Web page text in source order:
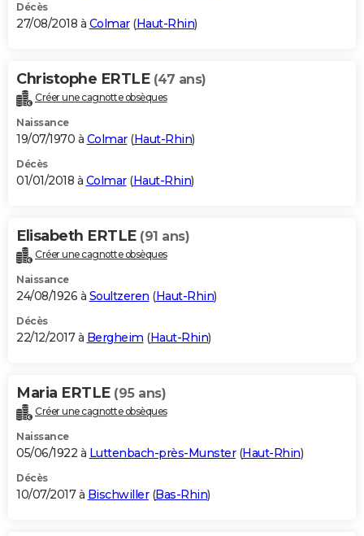
Décès
27/08/2018 à Colmar(Haut-Rhin)
Christophe ERTLE (47 ans)
Créer une cagnotte obsèques
Naissance
19/07/1970 à Colmar(Haut-Rhin)
Décès
01/01/2018 à Colmar(Haut-Rhin)
Elisabeth ERTLE (91 ans)
Créer une cagnotte obsèques
Naissance
24/08/1926 à Soultzeren (Haut-Rhin)
Décès
22/12/2017 à Bergheim (Haut-Rhin)
Maria ERTLE (95 ans)
Créer une cagnotte obsèques
Naissance
05/06/1922 à Luttenbach-près-Munster(Haut-Rhin)
Décès
10/07/2017 à Bischwiller(Bas-Rhin)